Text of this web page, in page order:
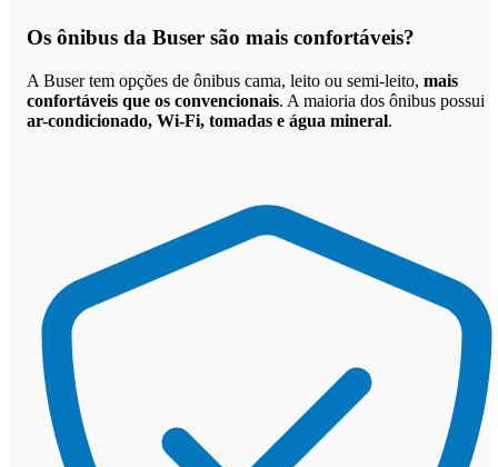
Os ônibus da Buser são mais confortáveis?
A Buser tem opções de ônibus cama, leito ou semi-leito, mais
confortáveis que os convencionais. A maioria dos ônibus possui
ar-condicionado, Wi-Fi, tomadas e água mineral.